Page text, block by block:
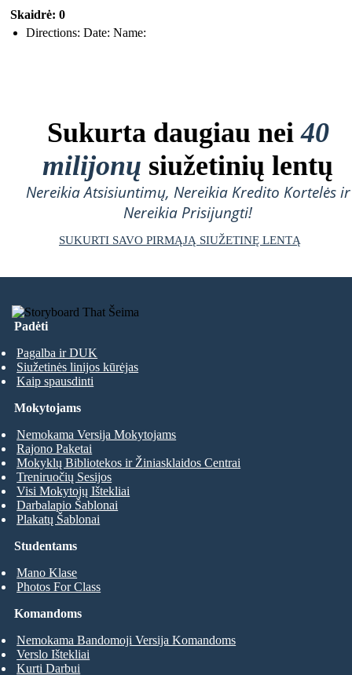
Skaidrė: 0
Directions: Date: Name:
Sukurta daugiau nei40
milijonų siužetinių lentų
Nereikia Atsisiuntimų, Nereikia Kredito Kortelės ir
Nereikia Prisijungti!
SUKURTI SAVO PIRMĄJĄ SIUŽETINĘ LENTĄ
Padėti
Pagalba ir DUK
Siužetinės linijos kūrėjas
Kaip spausdinti
Studentams
Mano Klase
Photos For Class
Mokytojams
Nemokama Versija Mokytojams
Rajono Paketai
Mokyklų Bibliotekos ir Žiniasklaidos Centrai
Treniruočių Sesijos
Visi Mokytojų Ištekliai
Darbalapio Šablonai
Plakatų Šablonai
Komandoms
Nemokama Bandomoji Versija Komandoms
Verslo Ištekliai
Kurti Darbui